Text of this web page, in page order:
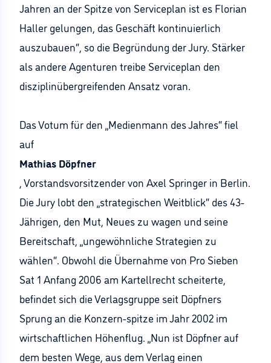
Jahren an der Spitze von Serviceplan ist es Florian
Haller gelungen, das Geschäft kontinuierlich
auszubauen“, so die Begründung der Jury. Stärker
als andere Agenturen treibe Serviceplan den
disziplinübergreifenden Ansatz voran.
Das Votum für den „Medienmann des Jahres“ fiel
auf
Mathias Döpfner
, Vorstandsvorsitzender von Axel Springer in Berlin.
Die Jury lobt den „strategischen Weitblick“ des 43-
Jährigen, den Mut, Neues zu wagen und seine
Bereitschaft, „ungewöhnliche Strategien zu
wählen“. Obwohl die Übernahme von Pro Sieben
Sat 1 Anfang 2006 am Kartellrecht scheiterte,
befindet sich die Verlagsgruppe seit Döpfners
Sprung an die Konzern-spitze im Jahr 2002 im
wirtschaftlichen Höhenflug. „Nun ist Döpfner auf
dem besten Wege, aus dem Verlag einen